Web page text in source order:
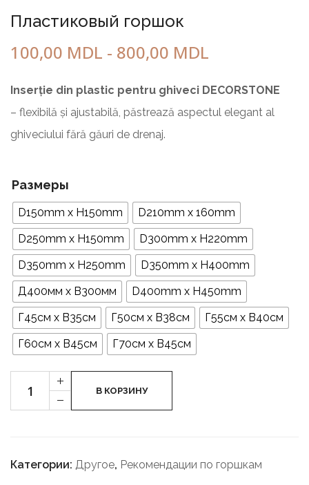
Пластиковый горшок
100,00 MDL - 800,00 MDL
Inserție din plastic pentru ghiveci DECORSTONE
– flexibilă și ajustabilă, păstrează aspectul elegant al
ghiveciului fără găuri de drenaj.
Размеры
D150mm x H150mm
D210mm x 160mm
D250mm x H150mm
D300mm x H220mm
D350mm x H250mm
D350mm x H400mm
Д400мм x В300мм
D400mm x H450mm
Г45см х В35см
Г50см х В38см
Г55см х В40см
Г60см х В45см
Г70см х В45см
Количество
Пластиковый
+
-
В КОРЗИНУ
Категории: Другое, Рекомендации по горшкам